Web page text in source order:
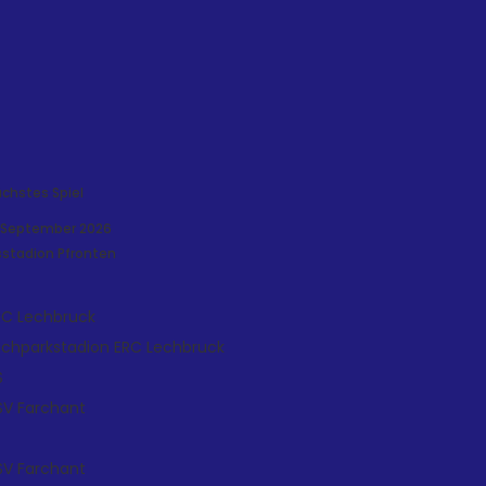
Spiel
September 2026
Pfronten
Lechbruck
ERC Lechbruck
Farchant
Farchant